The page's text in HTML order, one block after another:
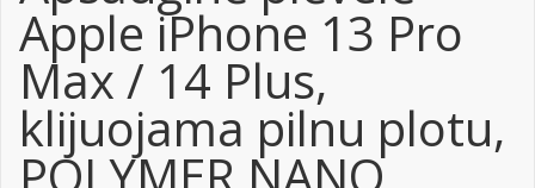
Apple iPhone 13 Pro
Max / 14 Plus,
klijuojama pilnu plotu,